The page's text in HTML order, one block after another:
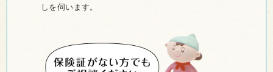
しを伺います。